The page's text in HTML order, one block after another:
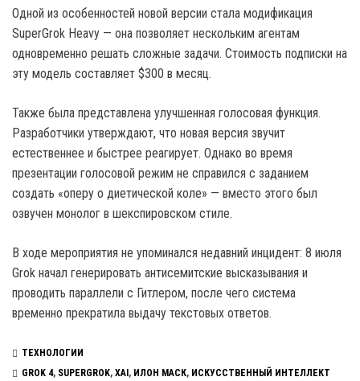
Одной из особенностей новой версии стала модификация
SuperGrok Heavy — она позволяет нескольким агентам
одновременно решать сложные задачи. Стоимость подписки на
эту модель составляет $300 в месяц.
Также была представлена улучшенная голосовая функция.
Разработчики утверждают, что новая версия звучит
естественнее и быстрее реагирует. Однако во время
презентации голосовой режим не справился с заданием
создать «оперу о диетической коле» — вместо этого был
озвучен монолог в шекспировском стиле.
В ходе мероприятия не упоминался недавний инцидент: 8 июля
Grok начал генерировать антисемитские высказывания и
проводить параллели с Гитлером, после чего система
временно прекратила выдачу текстовых ответов.
ТЕХНОЛОГИИ
GROK 4, SUPERGROK, XAI , ИЛОН МАСК, ИСКУССТВЕННЫЙ ИНТЕЛЛЕКТ